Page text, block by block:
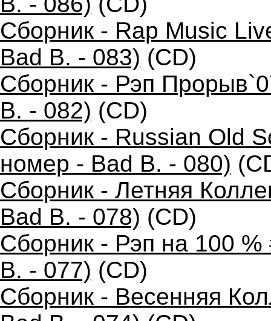
Сборник - Rap Music
Bad B. - 083) (CD)
Сборник - Рэп
B. - 082) (CD)
Сборник - Russian Old
номер - Bad B. - 080)
Сборник - Летняя
Bad B. - 078) (CD)
Сборник - Рэп на 100
B. - 077) (CD)
Сборник - Весенняя